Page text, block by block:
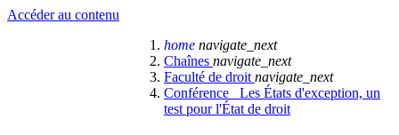
Accéder au contenu
home navigate_next
Chaînes navigate_next
Faculté de droit navigate_next
Conférence _Les États d'exception, un
test pour l'État de droit